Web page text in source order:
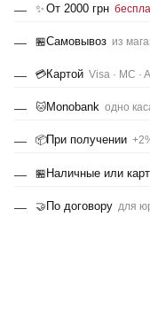
✨ От 2000 грн
🏪Самовывоз из
💳Картой Visa · MC ·
🐱Monobank одно
📦При получении
🏪Наличные или
🤝По договору для